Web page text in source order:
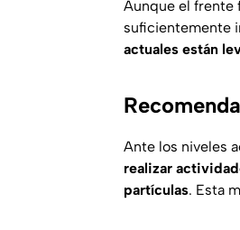
Aunque el frente
suficientemente
actuales están
Ante los niveles
realizar
partículas. Esta